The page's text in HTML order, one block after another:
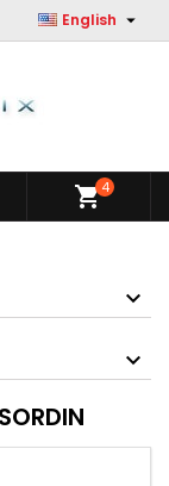
English 
shopping_cart4
×
×
×
×
in your
Sign in